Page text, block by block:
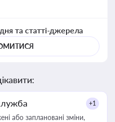
та статті-джерела
+1
або заплановані зміни,